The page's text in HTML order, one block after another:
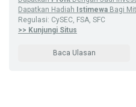
Dapatkan Hadiah
Istimewa Bagi
Regulasi: CySEC, FSA, SFC
>> Kunjungi Situs
Baca Ulasan